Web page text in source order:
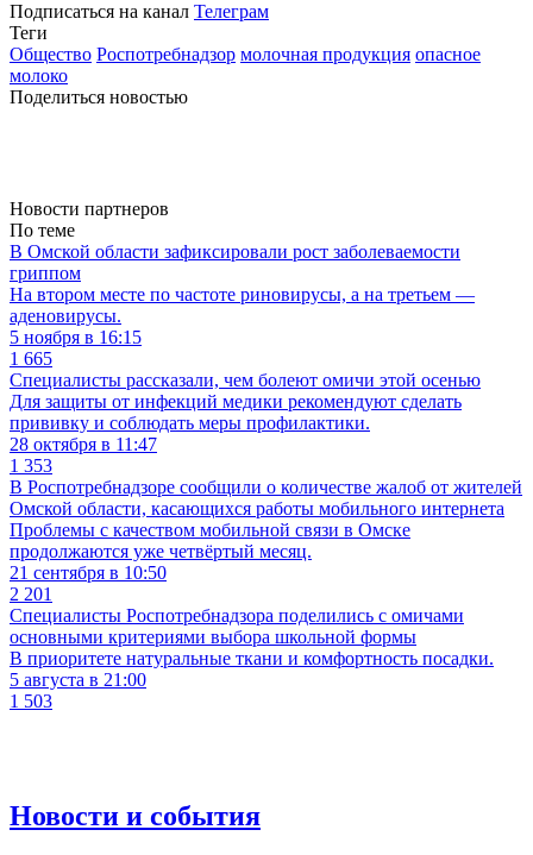
Подписаться на канал Телеграм
Теги
Общество Роспотребнадзор молочная продукция опасное
молоко
Поделиться новостью
Новости партнеров
По теме
В Омской области зафиксировали рост заболеваемости
гриппом
На втором месте по частоте риновирусы, а на третьем —
аденовирусы.
5 ноября в 16:15
1 665
Специалисты рассказали, чем болеют омичи этой осенью
Для защиты от инфекций медики рекомендуют сделать
прививку и соблюдать меры профилактики.
28 октября в 11:47
1 353
В Роспотребнадзоре сообщили о количестве жалоб от жителей
Омской области, касающихся работы мобильного интернета
Проблемы с качеством мобильной связи в Омске
продолжаются уже четвёртый месяц.
21 сентября в 10:50
2 201
Специалисты Роспотребнадзора поделились с омичами
основными критериями выбора школьной формы
В приоритете натуральные ткани и комфортность посадки.
5 августа в 21:00
1 503
Новости и события